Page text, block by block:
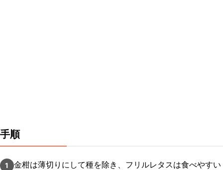
手順
1
金柑は薄切りにして種を除き、フリルレタスは食べやすい